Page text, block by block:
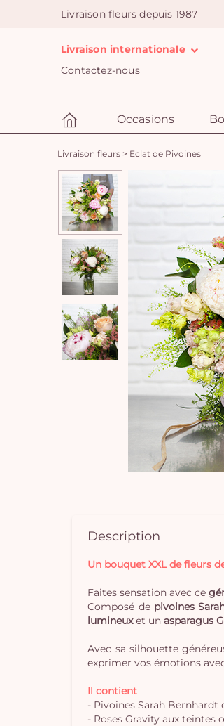
Livraison fleurs depuis 1987
Livraison internationale
Contactez-nous
Occasions
Livraison fleurs > Eclat de Pivoines
Description
Un bouquet XXL de fleurs
Faites sensation avec ce
Composé de pivoines
lumineuxet unasparagus
Avec sa silhouette
exprimer vos émotions
Il contient
- Pivoines Sarah
- Roses Gravity aux teintes